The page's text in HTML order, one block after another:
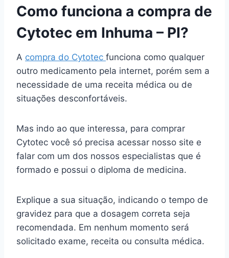
Como funciona a compra de
Cytotec em Inhuma – PI?
A compra do Cytotec funciona como qualquer
outro medicamento pela internet, porém sem a
necessidade de uma receita médica ou de
situações desconfortáveis.
Mas indo ao que interessa, para comprar
Cytotec você só precisa acessar nosso site e
falar com um dos nossos especialistas que é
formado e possui o diploma de medicina.
Explique a sua situação, indicando o tempo de
gravidez para que a dosagem correta seja
recomendada. Em nenhum momento será
solicitado exame, receita ou consulta médica.